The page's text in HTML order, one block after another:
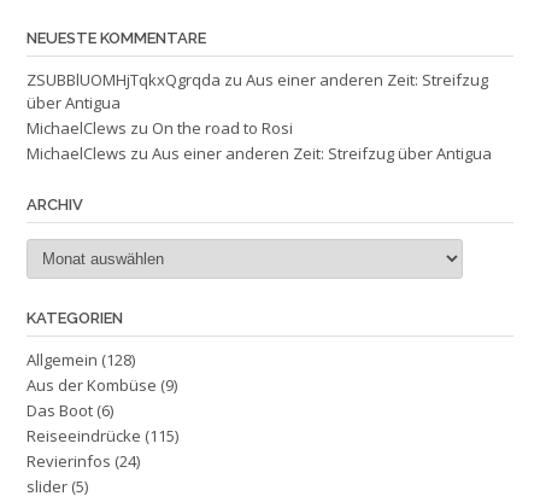
NEUESTE KOMMENTARE
ZSUBBlUOMHjTqkxQgrqda zu Aus einer anderen Zeit: Streifzug
über Antigua
MichaelClews zu On the road to Rosi
MichaelClews zu Aus einer anderen Zeit: Streifzug über Antigua
ARCHIV
Archiv
KATEGORIEN
Allgemein (128)
Aus der Kombüse (9)
Das Boot (6)
Reiseeindrücke (115)
Revierinfos (24)
slider (5)